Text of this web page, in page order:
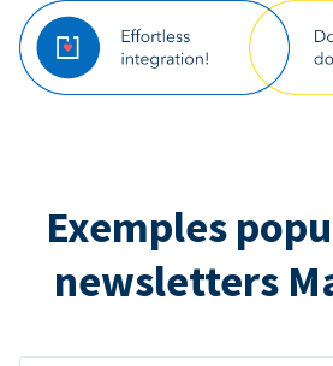
Exemples
newsletters